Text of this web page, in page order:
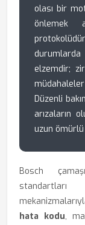
olası bir
önlemek
elzemdir;
Düzenli
arızaların
uzun ömürlü
Bosch
hata kodu,